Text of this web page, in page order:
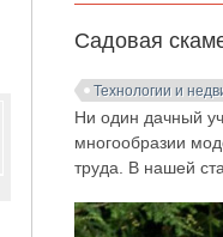
Садовая
Технологии и
Ни один дачный
многообразии
труда. В нашей